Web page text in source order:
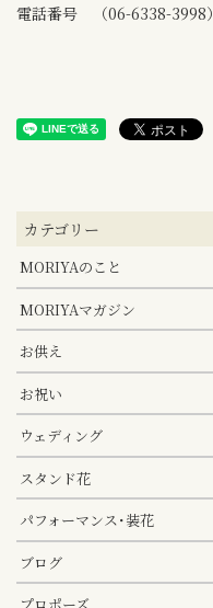
電話番号 （06-6338-3998）
カテゴリー
MORIYAのこと
MORIYAマガジン
お供え
お祝い
ウェディング
スタンド花
パフォーマンス･装花
ブログ